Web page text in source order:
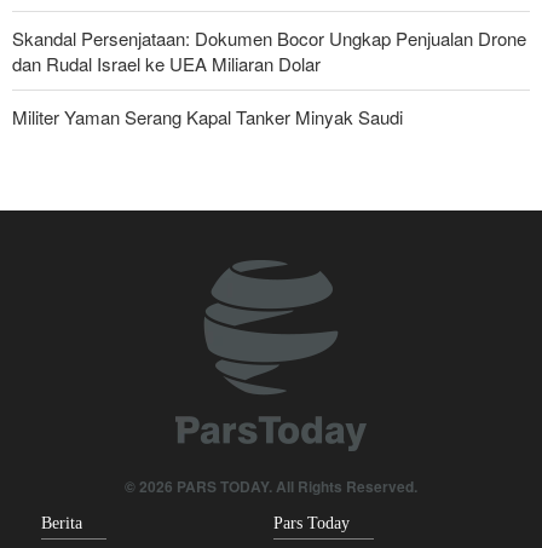
Skandal Persenjataan: Dokumen Bocor Ungkap Penjualan Drone
dan Rudal Israel ke UEA Miliaran Dolar
Militer Yaman Serang Kapal Tanker Minyak Saudi
Irak: Jumlah Peziarah yang Masuk sejak Awal Muharam Capai
Pangkalan Terorisnya!
Ledakan yang Mengguncang UEA; Di Mana Jebel Ali dan
© 2026 PARS TODAY. All Rights Reserved.
Berita Pars Today